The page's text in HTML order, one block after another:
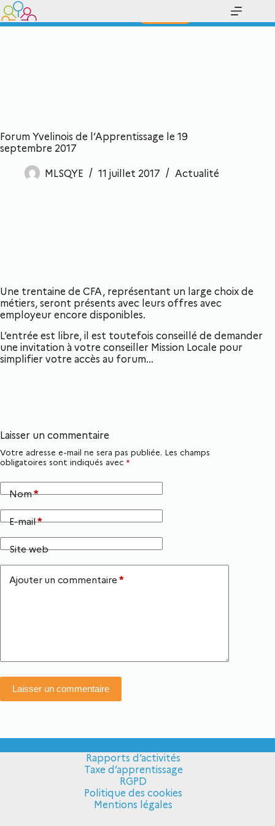
Prenez la bonne direction !
Forum Yvelinois de l’Apprentissage le 19
septembre 2017
MLSQYE 11 juillet 2017 Actualité
Une trentaine de CFA, représentant un large choix de
métiers, seront présents avec leurs offres avec
employeur encore disponibles.
L’entrée est libre, il est toutefois conseillé de demander
une invitation à votre conseiller Mission Locale pour
simplifier votre accès au forum…
Laisser un commentaire
Votre adresse e-mail ne sera pas publiée. Les champs
obligatoires sont indiqués avec *
Nom*
E-mail*
Site web
Ajouter un commentaire *
Laisser un commentaire
Rapports d’activités
Taxe d’apprentissage
RGPD
Politique des cookies
Mentions légales